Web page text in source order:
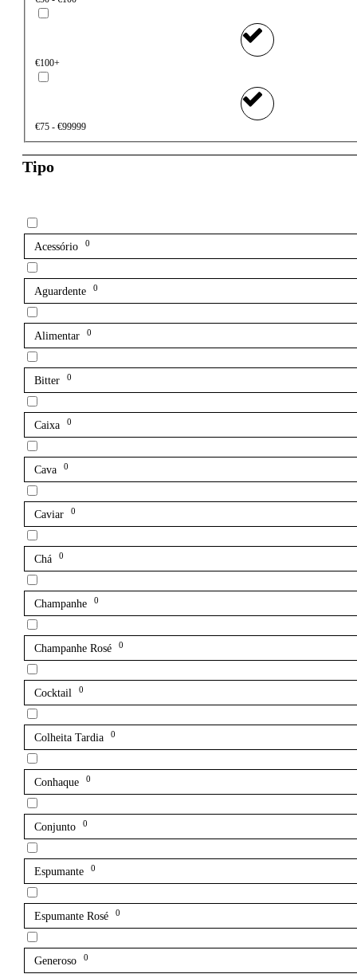
€100+
€75 - €99999
Tipo
Acessório 0
Aguardente 0
Alimentar 0
Bitter 0
Caixa 0
Cava 0
Caviar 0
Chá 0
Champanhe 0
Champanhe Rosé 0
Cocktail 0
Colheita Tardia 0
Conhaque 0
Conjunto 0
Espumante 0
Espumante Rosé 0
Generoso 0